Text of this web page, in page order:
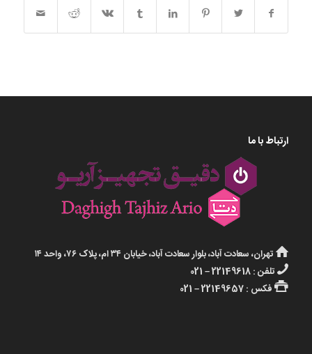
ارتباط با ما
تهران، سعادت آباد، بلوار سعادت آباد، خیابان ۳۴ ام، پلاک ۷۶، واحد ۱۴
تلفن : 22149618 – 021
فکس : 22149657 – 021